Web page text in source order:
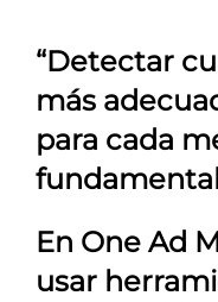
“Detectar
más
para cada
En One Ad
usar